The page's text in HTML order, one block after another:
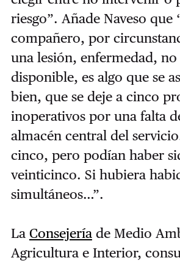
riesgo”. Añade Naveso que
compañero, por
una lesión, enfermedad, no
disponible, es algo que se
bien, que se deje a cinco
inoperativos por una falta
almacén central del
cinco, pero podían haber
veinticinco. Si hubiera
simultáneos…”.
La Consejeríade Medio
Agricultura e Interior,